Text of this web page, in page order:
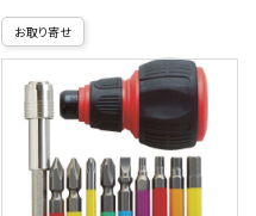
お取り寄せ